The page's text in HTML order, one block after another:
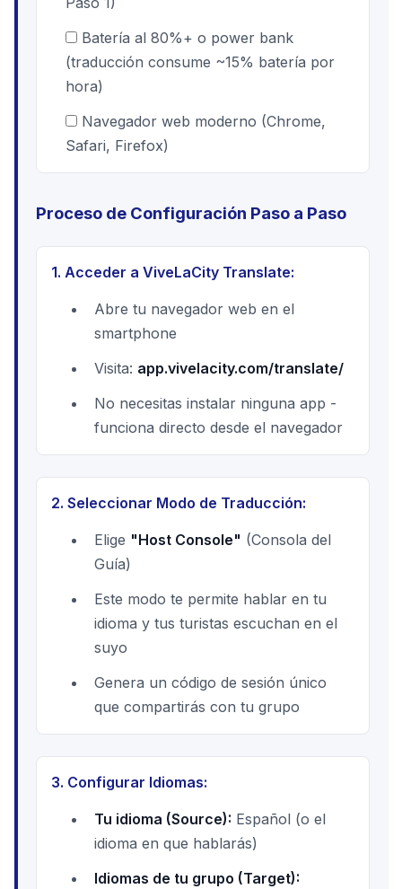
Batería al 80%+ o power bank
(traducción consume ~15% batería por
hora)
Navegador web moderno (Chrome,
Safari, Firefox)
Proceso de Configuración Paso a Paso
1. Acceder a ViveLaCity Translate:
Abre tu navegador web en el
smartphone
Visita: app.vivelacity.com/translate/
No necesitas instalar ninguna app -
funciona directo desde el navegador
2. Seleccionar Modo de Traducción:
Elige "Host Console" (Consola del
Guía)
Este modo te permite hablar en tu
idioma y tus turistas escuchan en el
suyo
Genera un código de sesión único
que compartirás con tu grupo
3. Configurar Idiomas:
Tu idioma (Source): Español (o el
idioma en que hablarás)
Idiomas de tu grupo (Target):